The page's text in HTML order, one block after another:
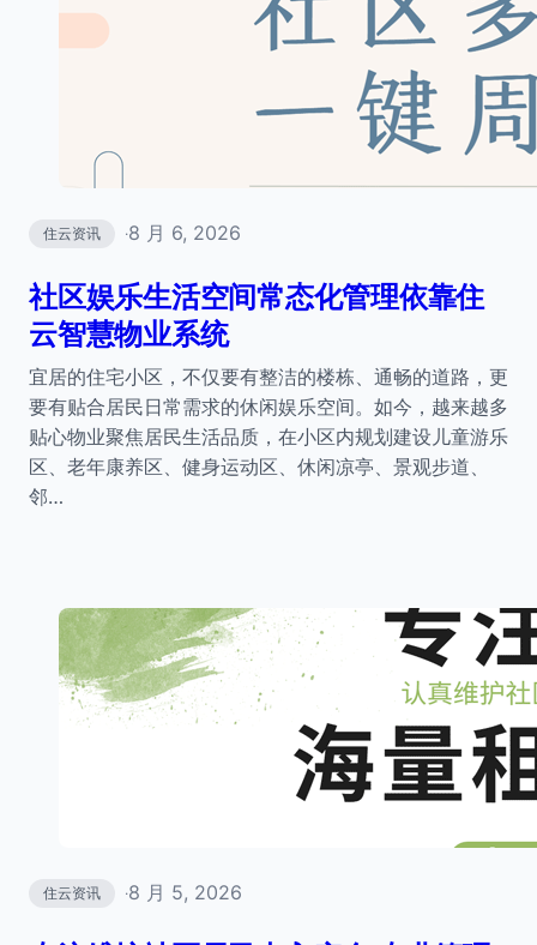
住云资讯 ·8 月 6, 2026
社区娱乐生活空间常态化管理依靠住
云智慧物业系统
宜居的住宅小区，不仅要有整洁的楼栋、通畅的道路，更
要有贴合居民日常需求的休闲娱乐空间。如今，越来越多
贴心物业聚焦居民生活品质，在小区内规划建设儿童游乐
区、老年康养区、健身运动区、休闲凉亭、景观步道、
邻…
住云资讯 ·8 月 5, 2026